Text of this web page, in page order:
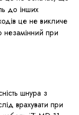
до інших
це не викличе
незамінний при
шнура з
врахувати при